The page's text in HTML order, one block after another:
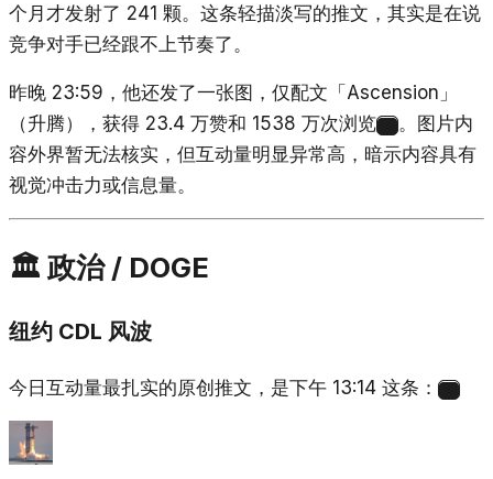
个月才发射了 241 颗。这条轻描淡写的推文，其实是在说
竞争对手已经跟不上节奏了。
昨晚 23:59，他还发了一张图，仅配文「Ascension」
（升腾），获得 23.4 万赞和 1538 万次浏览
。图片内
容外界暂无法核实，但互动量明显异常高，暗示内容具有
视觉冲击力或信息量。
🏛️ 政治 / DOGE
纽约 CDL 风波
今日互动量最扎实的原创推文，是下午 13:14 这条：